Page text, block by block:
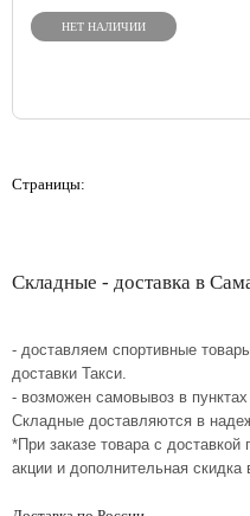
НЕТ НАЛИЧИИ
Страницы:
Складные - доставка в
- доставляем спортивные
доставки Такси.
- возможен самовывоз в
Складные доставляются в
*При заказе товара с
акции и дополнительная скидка